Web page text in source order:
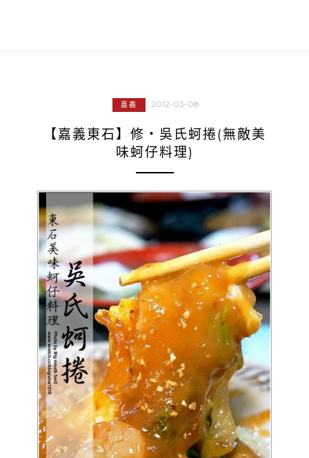
嘉義 2012-03-08
【嘉義東石】修‧吳氏蚵捲(無敵美
味蚵仔料理)